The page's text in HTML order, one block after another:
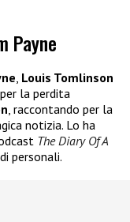
Payne
, Louis Tomlinson
la perdita
, raccontando per la
notizia. Lo ha
The Diary Of A
personali.